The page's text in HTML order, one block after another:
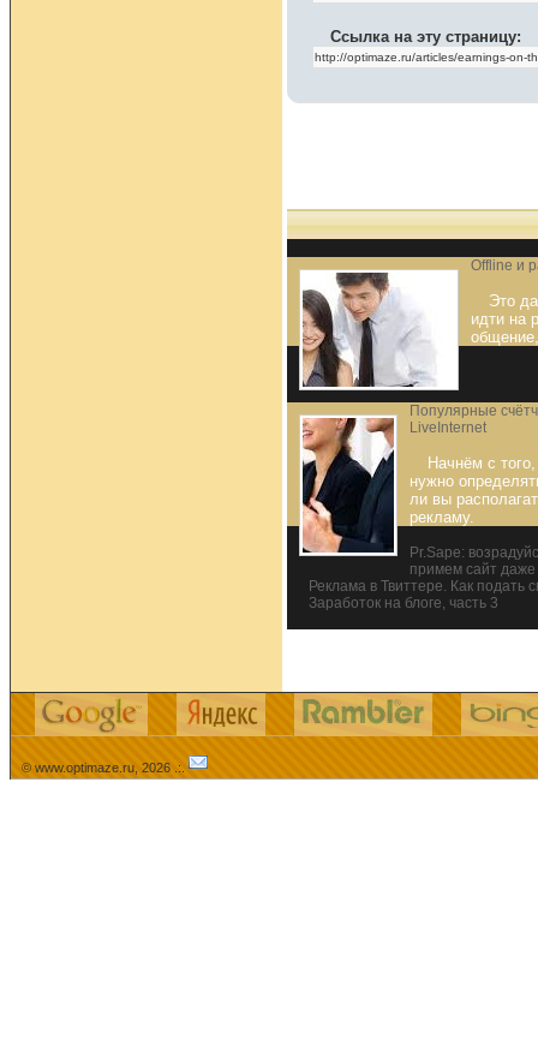
Ссылка на эту страницу:
Offline и
Это
идти на
Популярные
LiveInternet
Начнём с
нужно
ли вы
рекламу.
Pr.Sape:
примем сайт
Реклама в Твиттере. Как подать
Заработок на блоге, часть 3
© www.optimaze.ru, 2026 .:.